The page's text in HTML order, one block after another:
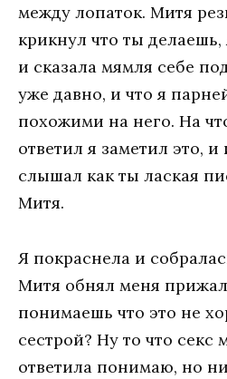
между лопаток. Митя
крикнул что ты делаешь,
и сказала мямля себе
уже давно, и что я
похожими на него. На
ответил я заметил это,
слышал как ты лаская
Митя.
Я покраснела и
Митя обнял меня прижал
понимаешь что это не
сестрой? Ну то что секс
ответила понимаю, но